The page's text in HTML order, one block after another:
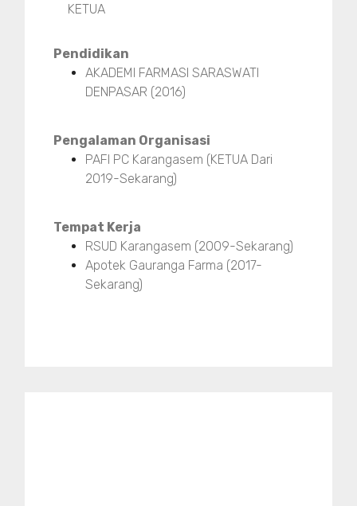
KETUA
Pendidikan
AKADEMI FARMASI SARASWATI
DENPASAR (2016)
Pengalaman Organisasi
PAFI PC Karangasem (KETUA Dari
2019-Sekarang)
Tempat Kerja
RSUD Karangasem (2009-Sekarang)
Apotek Gauranga Farma (2017-
Sekarang)